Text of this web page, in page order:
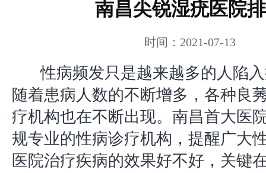
南昌尖锐湿疣医院
时间：2021-07-13
性病频发只是越来越多的人陷
随着患病人数的不断增多，各种良
疗机构也在不断出现。南昌首大医
规专业的性病诊疗机构，提醒广大
医院治疗疾病的效果好不好，关键